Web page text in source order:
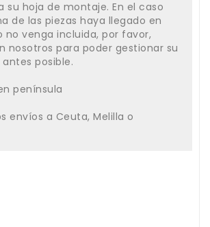
su hoja de montaje. En el caso
de las piezas haya llegado en
no venga incluida, por favor,
nosotros para poder gestionar su
posible.
península
envíos a Ceuta, Melilla o